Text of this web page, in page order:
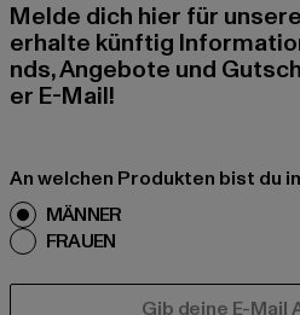
Melde dich hier für
erhalte künftig
nds, Angebote und
er E-Mail!
An welchen Produkten bist du
MÄNNER
FRAUEN